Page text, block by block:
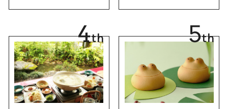
買えない限定品、女性
き用、女性向けまで幅
4th 5th